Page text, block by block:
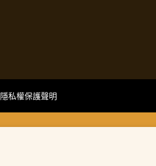
隱私權保護聲明